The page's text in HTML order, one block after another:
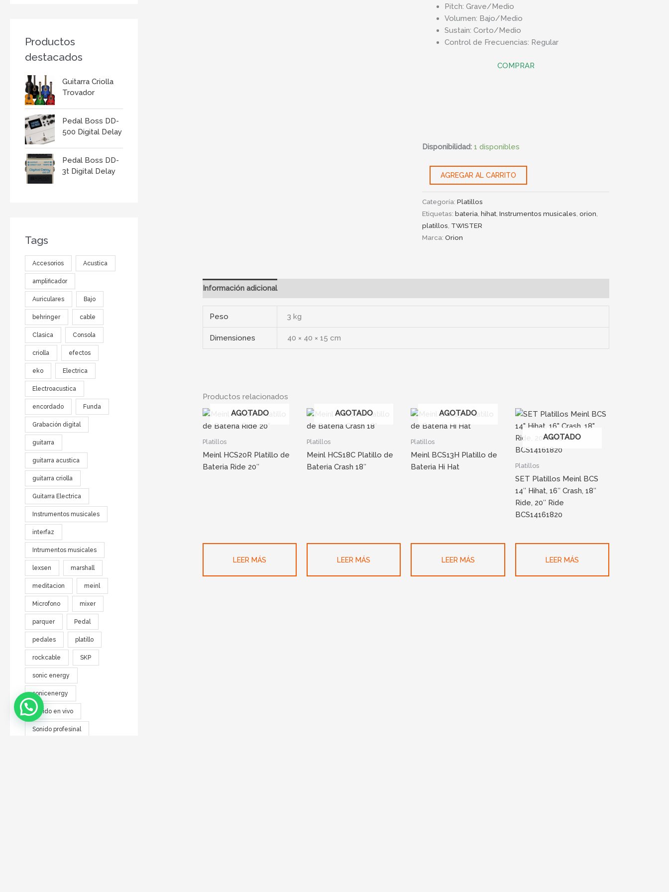
Productos
destacados
Guitarra Criolla
Trovador
Pedal Boss DD-
500 Digital Delay
Pedal Boss DD-
3t Digital Delay
Tags
Accesorios Acustica
amplificador
Auriculares Bajo
behringer cable
Clasica Consola
criolla efectos
eko Electrica
Electroacustica
encordado Funda
Grabación digital
guitarra
guitarra acustica
guitarra criolla
Guitarra Electrica
Instrumentos musicales
interfaz
Intrumentos musicales
lexsen marshall
meditacion meinl
Microfono mixer
parquer Pedal
pedales platillo
rockcable SKP
sonic energy
sonicenergy
Sonido en vivo
Sonido profesinal
Pitch: Grave/Medio
Volumen: Bajo/Medio
Sustain: Corto/Medio
Control de Frecuencias: Regular
COMPRAR
Disponibilidad: 1 disponibles
AGREGAR AL CARRITO
Categoría:Platillos
Etiquetas:bateria ,hihat ,Instrumentos musicales ,orion
platillos TWISTER
Marca:Orion
Información adicional
Peso 3 kg
Dimensiones 40 × 40 × 15 cm
Productos relacionados
AGOTADO
Platillos
Meinl HCS20R Platillo de
Bateria Ride 20″
LEER MÁS
AGOTADO
Platillos
Meinl HCS18C Platillo de
Bateria Crash 18″
LEER MÁS
AGOTADO
Platillos
Meinl BCS13H Platillo de
Bateria Hi Hat
LEER MÁS
AGOTADO
Platillos
SET Platillos Meinl BCS
14″ Hihat, 16″ Crash, 18″
Ride, 20″ Ride
BCS14161820
LEER MÁS